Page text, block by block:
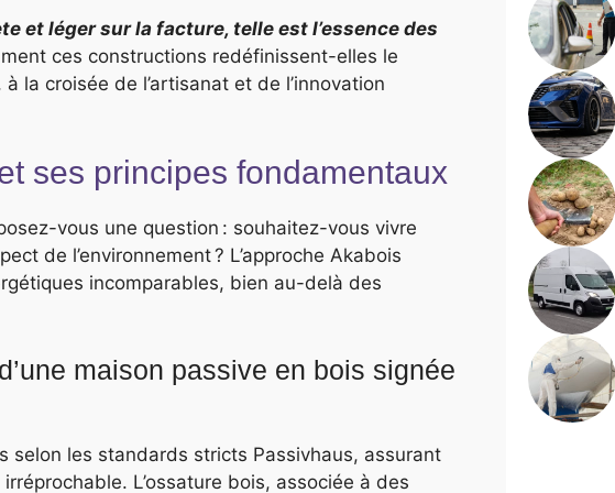
et léger sur la facture, telle est l’essence des
ces constructions redéfinissent-elles le
la croisée de l’artisanat et de l’innovation
ses principes fondamentaux
vous une question : souhaitez-vous vivre
de l’environnement ? L’approche Akabois
incomparables, bien au-delà des
maison passive en bois signée
selon les standards stricts Passivhaus, assurant
L’ossature bois, associée à des